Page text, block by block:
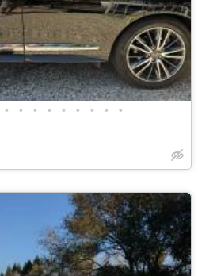
• • • • • • • • •